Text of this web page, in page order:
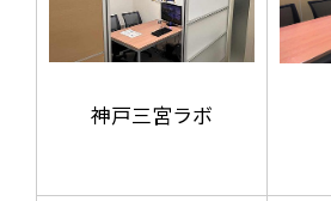
神戸三宮ラボ